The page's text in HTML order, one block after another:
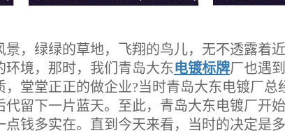
绿绿的草地，飞翔的鸟儿，无不透露着
境，那时，我们青岛大东电镀标牌厂也遇
堂堂正正的做企业?当时青岛大东电镀厂
留下一片蓝天。至此，青岛大东电镀厂开
钱多实在。直到今天来看，当时的决定是